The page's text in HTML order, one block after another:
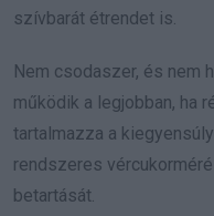
szívbarát étrendet is.
Nem csodaszer, és nem
működik a legjobban, ha
tartalmazza a
rendszeres
betartását.